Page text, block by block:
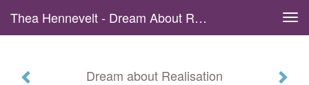
Thea Hennevelt - Dream About Realisation
Dream about Realisation